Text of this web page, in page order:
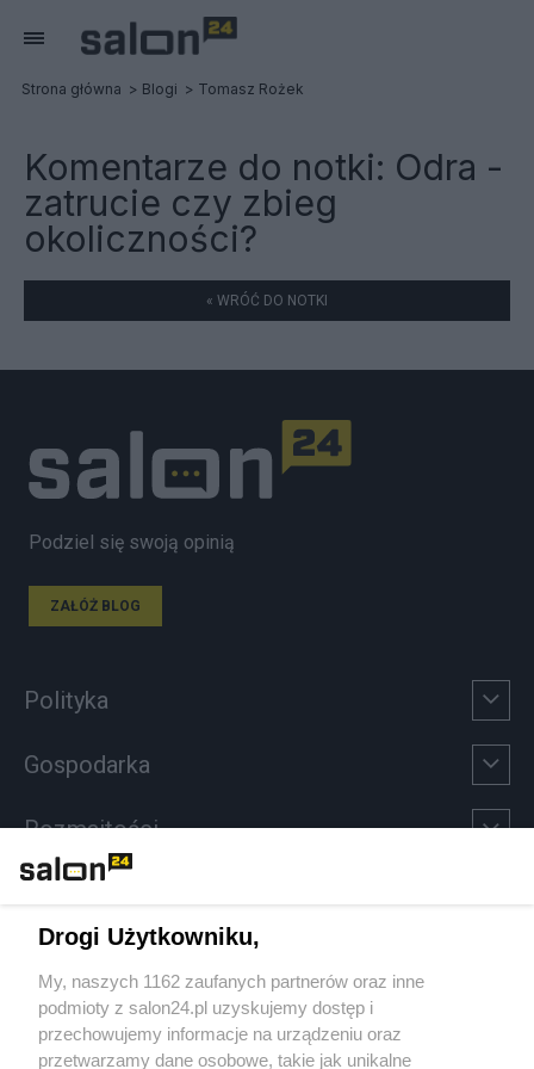
Strona główna Blogi Tomasz Rożek
Komentarze do notki: Odra -
zatrucie czy zbieg
okoliczności?
« WRÓĆ DO NOTKI
Podziel się swoją opinią
ZAŁÓŻ BLOG
Polityka
Gospodarka
Rozmaitości
Sport
Społeczeństwo
Drogi Użytkowniku,
My, naszych 1162 zaufanych partnerów oraz inne
podmioty z salon24.pl uzyskujemy dostęp i
przechowujemy informacje na urządzeniu oraz
przetwarzamy dane osobowe, takie jak unikalne